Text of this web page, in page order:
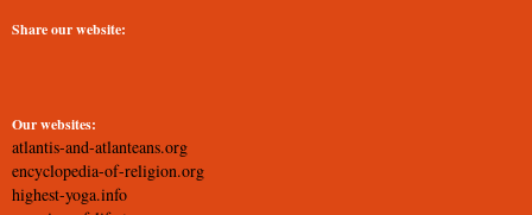
Share our website:
Our websites:
atlantis-and-atlanteans.org
encyclopedia-of-religion.org
highest-yoga.info